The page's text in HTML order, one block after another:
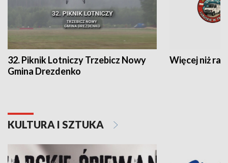
32. Piknik Lotniczy Trzebicz Nowy
Gmina Drezdenko
Więcej niż rajd
KULTURA I SZTUKA